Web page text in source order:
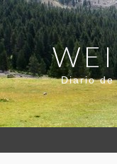
Diario de